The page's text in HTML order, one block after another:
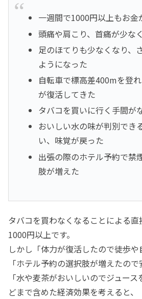
一週間で1000円以上もお金
頭痛や肩こり、首痛が少な
足のほてりも少なくなり、
ようになった
自転車で標高差400mを登
が復活してきた
タバコを買いに行く手間が
おいしい水の味が判別でき
い、味覚が戻った
出張の際のホテル予約で禁
肢が増えた
タバコを買わなくなることによる
1000円以上です。
しかし「体力が復活したので徒歩や
「ホテル予約の選択肢が増えたので
「水や麦茶がおいしいのでジュー
どまで含めた経済効果を考えると、